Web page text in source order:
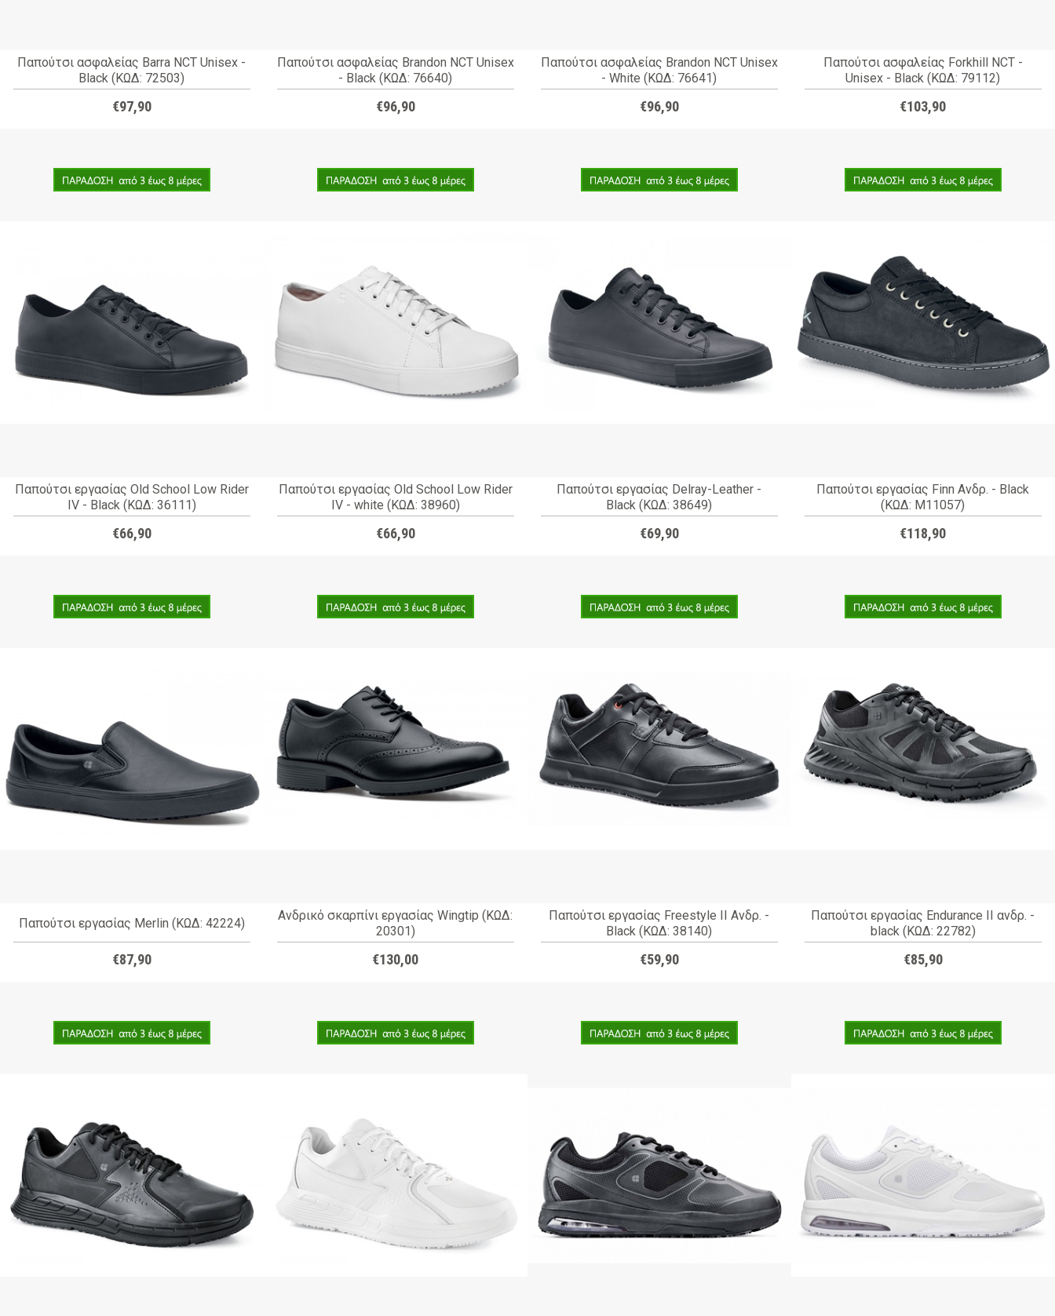
Παπούτσι ασφαλείας Barra NCT Unisex -
Black (ΚΩΔ: 72503)
€97,90
Παπούτσι ασφαλείας Brandon NCT Unisex
- Black (ΚΩΔ: 76640)
€96,90
Παπούτσι ασφαλείας Brandon NCT Unisex
- White (ΚΩΔ: 76641)
€96,90
Παπούτσι ασφαλείας Forkhill NCT -
Unisex - Black (ΚΩΔ: 79112)
€103,90
Παπούτσι εργασίας Old School Low Rider
IV - Black (ΚΩΔ: 36111)
€66,90
Παπούτσι εργασίας Old School Low Rider
IV - white (ΚΩΔ: 38960)
€66,90
Παπούτσι εργασίας Delray-Leather -
Black (ΚΩΔ: 38649)
€69,90
Παπούτσι εργασίας Finn Ανδρ. - Black
(ΚΩΔ: M11057)
€118,90
Παπούτσι εργασίας Merlin (ΚΩΔ: 42224)
€87,90
Ανδρικό σκαρπίνι εργασίας Wingtip (ΚΩΔ:
20301)
€130,00
Παπούτσι εργασίας Freestyle II Ανδρ. -
Black (ΚΩΔ: 38140)
€59,90
Παπούτσι εργασίας Endurance II ανδρ. -
black (ΚΩΔ: 22782)
€85,90